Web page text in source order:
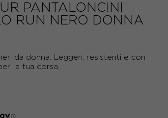
PANTALONCINI
RUN NERO DONNA
da donna. Leggeri, resistenti e con
la tua corsa.